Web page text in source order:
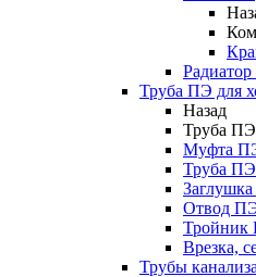
Труба ПЭ для
Назад
Труба
Муфта
Труба
Отвод
Тройник
Врезка,
Трубы